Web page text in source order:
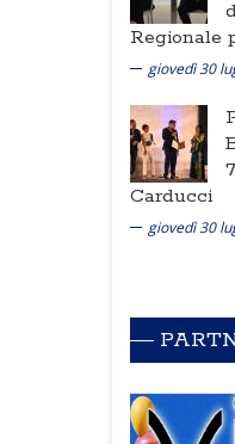
Regionale
giovedì 30
Carducci
giovedì 30